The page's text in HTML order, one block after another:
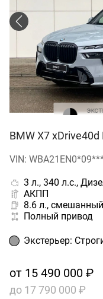
BMW X7
VIN:
3 л., 340 л.с.,
АКПП
8.6 л., смешанный
Полный привод
Экстерьер:
от 15 490 000 ₽
до 17 790 000 ₽